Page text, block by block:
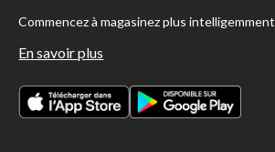
Commencez à magasinez plus intelligemment
En savoir plus